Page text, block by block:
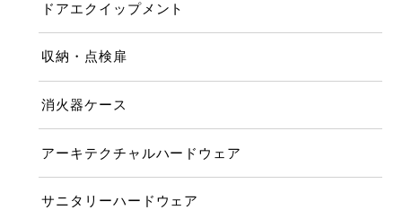
ドアエクイップメント
収納・点検扉
消火器ケース
アーキテクチャルハードウェア
サニタリーハードウェア